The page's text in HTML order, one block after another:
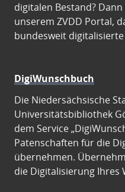
digitalen Bestand?
unserem ZVDD Portal,
bundesweit
DigiWunschbuch
Die Niedersächsische
Universitätsbibliothek
dem Service
Patenschaften für die
übernehmen.
die Digitalisierung Ihres